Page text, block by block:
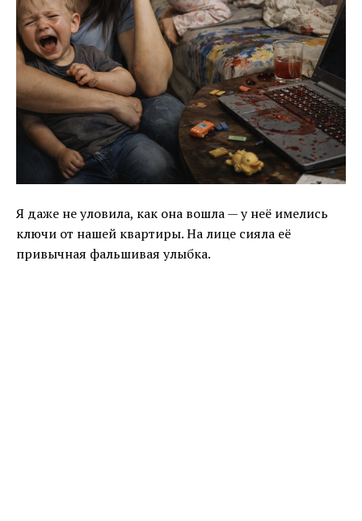
Я даже не уловила, как она вошла — у неё имелись
ключи от нашей квартиры. На лице сияла её
привычная фальшивая улыбка.